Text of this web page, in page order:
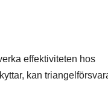
effektiviteten hos
kan